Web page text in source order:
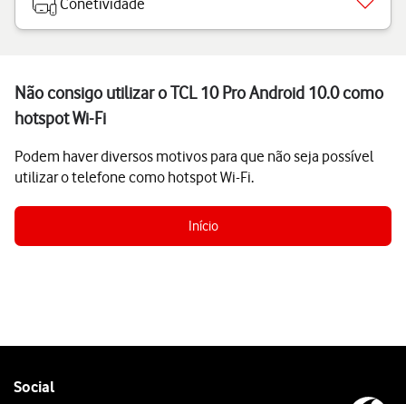
Conetividade
Não consigo utilizar o TCL 10 Pro Android 10.0 como
hotspot Wi-Fi
Podem haver diversos motivos para que não seja possível
utilizar o telefone como hotspot Wi-Fi.
Início
Follow
Social